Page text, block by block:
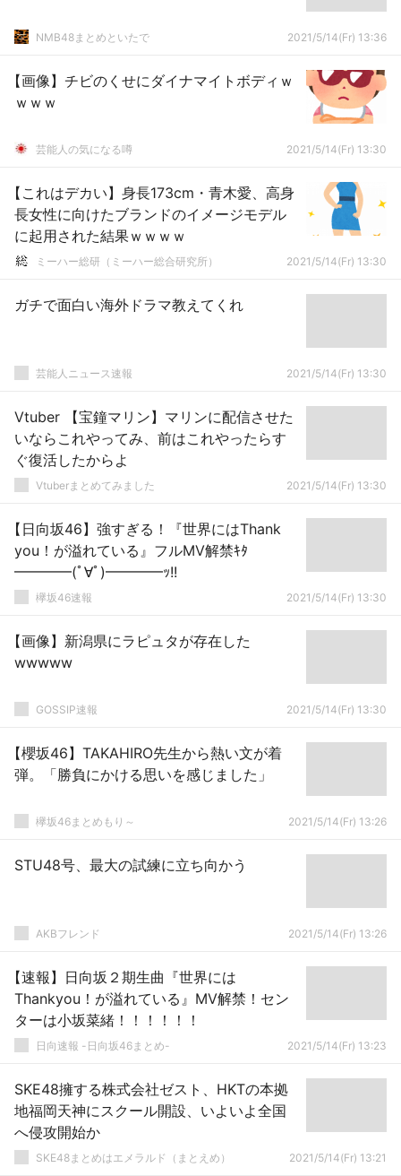
NMB48まとめといたで 2021/5/14(Fr) 13:36
【画像】チビのくせにダイナマイトボディｗ
ｗｗｗ
芸能人の気になる噂 2021/5/14(Fr) 13:30
【これはデカい】身長173cm・青木愛、高身
長女性に向けたブランドのイメージモデル
に起用された結果ｗｗｗｗ
ミーハー総研（ミーハー総合研究所） 2021/5/14(Fr) 13:30
ガチで面白い海外ドラマ教えてくれ
芸能人ニュース速報 2021/5/14(Fr) 13:30
Vtuber 【宝鐘マリン】マリンに配信させた
いならこれやってみ、前はこれやったらす
ぐ復活したからよ
Vtuberまとめてみました 2021/5/14(Fr) 13:30
【日向坂46】強すぎる！『世界にはThank
you！が溢れている』フルMV解禁ｷﾀ
━━━━(ﾟ∀ﾟ)━━━━ｯ!!
欅坂46速報 2021/5/14(Fr) 13:30
【画像】新潟県にラピュタが存在した
wwwww
GOSSIP速報 2021/5/14(Fr) 13:30
【櫻坂46】TAKAHIRO先生から熱い文が着
弾。「勝負にかける思いを感じました」
欅坂46まとめもり～ 2021/5/14(Fr) 13:26
STU48号、最大の試練に立ち向かう
AKBフレンド 2021/5/14(Fr) 13:26
【速報】日向坂２期生曲『世界には
Thankyou！が溢れている』MV解禁！セン
ターは小坂菜緒！！！！！！
日向速報 -日向坂46まとめ- 2021/5/14(Fr) 13:23
SKE48擁する株式会社ゼスト、HKTの本拠
地福岡天神にスクール開設、いよいよ全国
へ侵攻開始か
SKE48まとめはエメラルド（まとえめ） 2021/5/14(Fr) 13:21